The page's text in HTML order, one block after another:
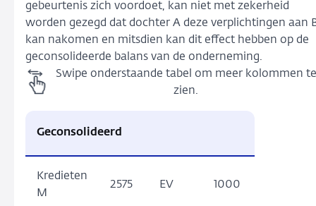
gebeurtenis zich voordoet, kan niet met zekerheid
worden gezegd dat dochter A deze verplichtingen aan
kan nakomen en mitsdien kan dit effect hebben op de
geconsolideerde balans van de onderneming.
Swipe onderstaande tabel om meer kolommen te
zien.
Geconsolideerd
Kredieten
M
2575 EV 1000